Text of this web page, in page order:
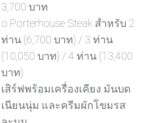
3,700 บาท
o Porterhouse Steak สำหรับ 2
ท่าน (6,700 บาท) / 3 ท่าน
(10,050 บาท) / 4 ท่าน (13,400
บาท)
เสิร์ฟพร้อมเครื่องเคียง มันบด
เนียนนุ่ม และครีมผักโขมรส